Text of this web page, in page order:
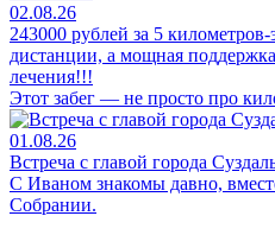
02.08.26
243000 рублей за 5
дистанции, а мощная
лечения!!!
Этот забег — не просто про
01.08.26
Встреча с главой города
С Иваном знакомы давно,
Собрании.